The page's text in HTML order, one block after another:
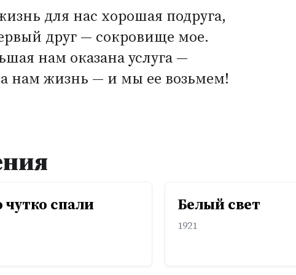
для нас хорошая подруга,
друг — сокровище мое.
нам оказана услуга —
нам жизнь — и мы ее возьмем!
спали
Белый свет
1921